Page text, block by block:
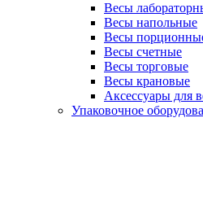
Весы
Весы напольные
Весы
Весы счетные
Весы торговые
Весы крановые
Аксессуары для
Упаковочное